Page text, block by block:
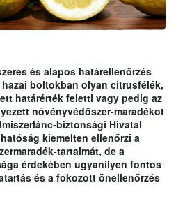
és alapos határellenőrzés
boltokban olyan citrusfélék,
határérték feletti vagy pedig az
növényvédőszer-maradékot
biztonsági Hivatal
kiemelten ellenőrzi a
tartalmát, de a
érdekében ugyanilyen fontos
és a fokozott önellenőrzés